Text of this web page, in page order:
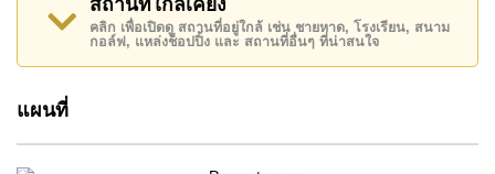
อสังหาริมทรัพย์นี้มีไว้สำหรับขายในราคา ฿ 10,000,000
บาท คิดเป็น ฿ 69,444 บาทต่อตารางเมตร และยังมีให้เช่า
ในราคา ฿ 55,000 บาท
คลิก เพื่อเปิดดู สถานที่อยู่ใกล้ เช่น ชายหาด, โรงเรียน, สนาม
กอล์ฟ, แหล่งช็อปปิ้ง และ สถานที่อื่นๆ ที่น่าสนใจ
แผนที่